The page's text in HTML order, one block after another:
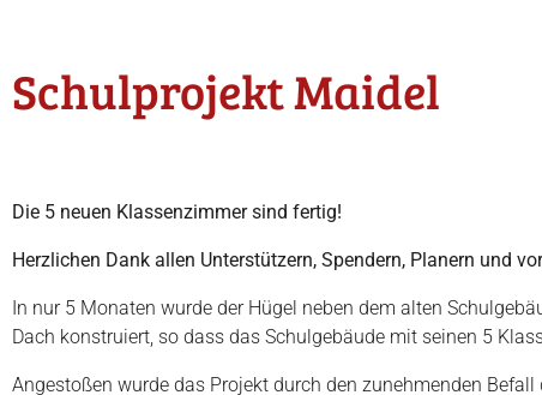
Schulprojekt Maidel
Die 5 neuen Klassenzimmer sind fertig!
Herzlichen Dank allen Unterstützern, Spendern, Planern und
In nur 5 Monaten wurde der Hügel neben dem alten
Dach konstruiert, so dass das Schulgebäude mit seinen 5
Angestoßen wurde das Projekt durch den zunehmenden